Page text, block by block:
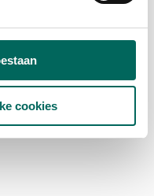
cookies